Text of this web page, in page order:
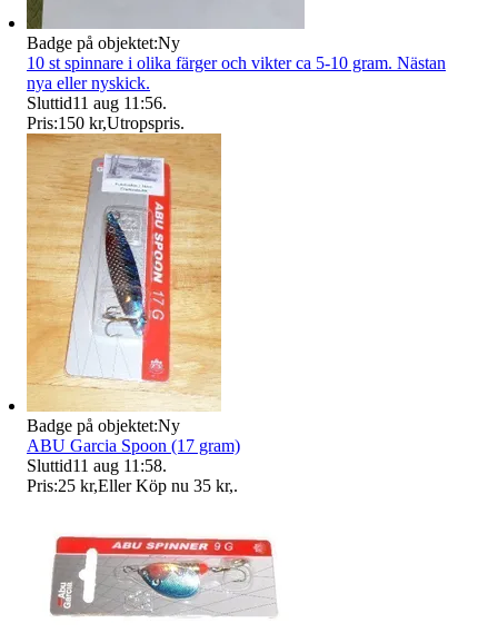
Badge på objektet:Ny
10 st spinnare i olika färger och vikter ca 5-10 gram. Nästan
nya eller nyskick.
Sluttid11 aug 11:56.
Pris:150 kr,Utropspris.
Badge på objektet:Ny
ABU Garcia Spoon (17 gram)
Sluttid11 aug 11:58.
Pris:25 kr,Eller Köp nu 35 kr,.